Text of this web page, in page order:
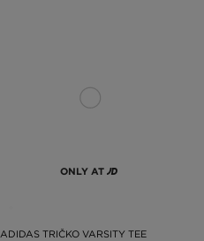
ONLY AT
ADIDAS TRIČKO VARSITY TEE